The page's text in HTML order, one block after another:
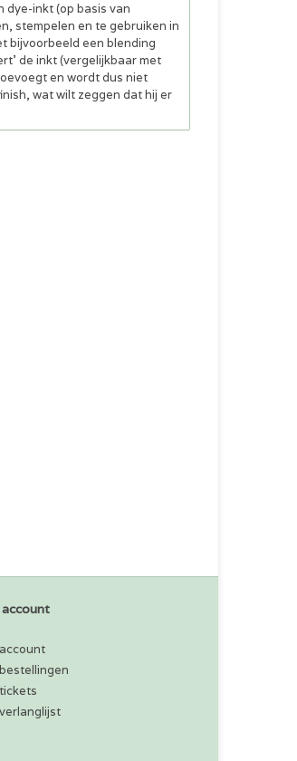
dye-inkt (op basis van
stempelen en te gebruiken in
bijvoorbeeld een blending
de inkt (vergelijkbaar met
en wordt dus niet
wat wilt zeggen dat hij er